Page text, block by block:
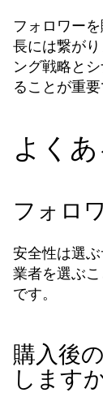
フォロワー
長には繋が
ング戦略と
ることが重要
よく
フォロ
安全性は選
業者を選ぶ
です。
購入後
します